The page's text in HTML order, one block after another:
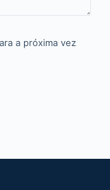
a próxima vez